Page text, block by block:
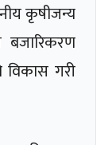
कृषीजन्य
बजारिकरण
विकास गरी